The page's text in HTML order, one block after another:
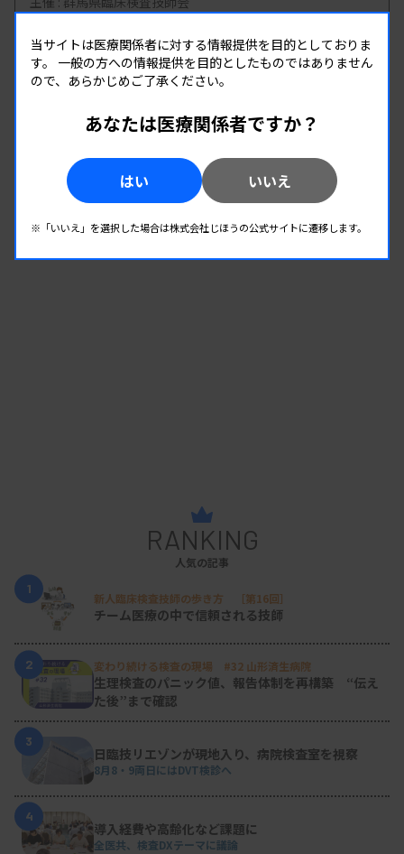
一般
08.22（土）-2026.08.22（土）
東洋紡株式会社
開催場所 : live配信
一般
RANKING
人気の記事
1
新人臨床検査技師の歩き方 ［第16回］
チーム医療の中で信頼される技師
2 変わり続ける検査の現場 #32 山形済生病院
生理検査のパニック値、報告体制を再構築 “伝え
た後”まで確認
3
日臨技リエゾンが現地入り、病院検査室を視察
8月8・9両日にはDVT検診へ
4
導入経費や高齢化など課題に
全医共、検査DXテーマに議論
当サイトは医療関係者に対する情報提供を目的としておりま
す。 一般の方への情報提供を目的としたものではありません
ので、あらかじめご了承ください。
あなたは医療関係者ですか？
はい いいえ
※「いいえ」を選択した場合は株式会社じほうの公式サイトに遷移します。